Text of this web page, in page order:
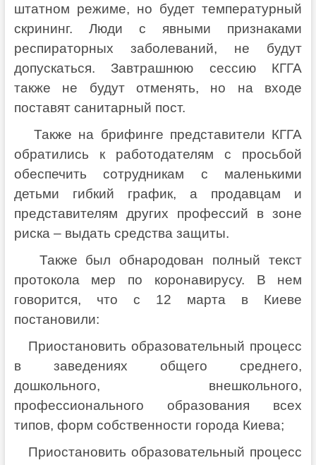
штатном режиме, но будет температурный
скрининг. Люди с явными признаками
респираторных заболеваний, не будут
допускаться. Завтрашнюю сессию КГГА
также не будут отменять, но на входе
поставят санитарный пост.
Также на брифинге представители КГГА
обратились к работодателям с просьбой
обеспечить сотрудникам с маленькими
детьми гибкий график, а продавцам и
представителям других профессий в зоне
риска – выдать средства защиты.
Также был обнародован полный текст
протокола мер по коронавирусу. В нем
говорится, что с 12 марта в Киеве
постановили:
Приостановить образовательный процесс
в заведениях общего среднего,
дошкольного, внешкольного,
профессионального образования всех
типов, форм собственности города Киева;
Приостановить образовательный процесс